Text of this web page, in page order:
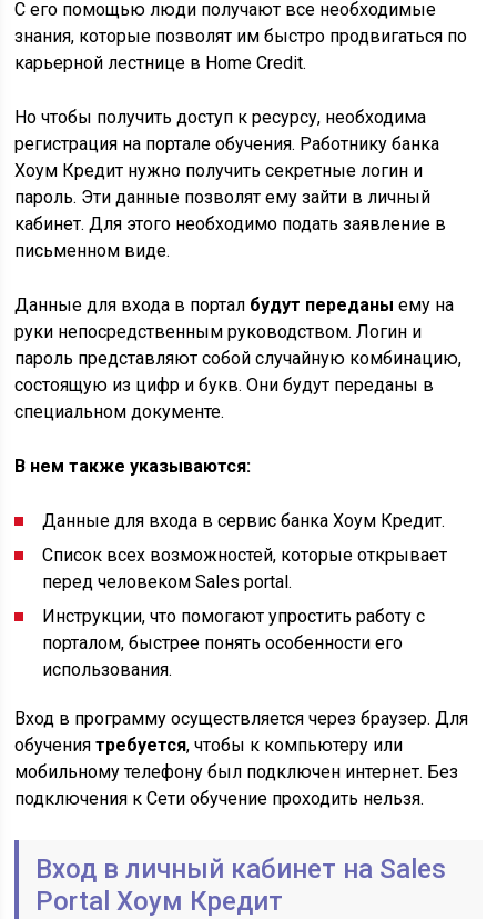
С его помощью люди получают все необходимые
знания, которые позволят им быстро продвигаться по
карьерной лестнице в Home Сredit.
Но чтобы получить доступ к ресурсу, необходима
регистрация на портале обучения. Работнику банка
Хоум Кредит нужно получить секретные логин и
пароль. Эти данные позволят ему зайти в личный
кабинет. Для этого необходимо подать заявление в
письменном виде.
Данные для входа в портал будут переданы ему на
руки непосредственным руководством. Логин и
пароль представляют собой случайную комбинацию,
состоящую из цифр и букв. Они будут переданы в
специальном документе.
В нем также указываются:
Данные для входа в сервис банка Хоум Кредит.
Список всех возможностей, которые открывает
перед человеком Sales portal.
Инструкции, что помогают упростить работу с
порталом, быстрее понять особенности его
использования.
Вход в программу осуществляется через браузер. Для
обучениятребуется, чтобы к компьютеру или
мобильному телефону был подключен интернет. Без
подключения к Сети обучение проходить нельзя.
Вход в личный кабинет на Sales
Portal Хоум Кредит